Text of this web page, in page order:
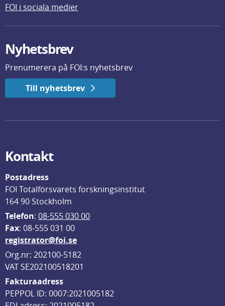
FOI i sociala medier
Nyhetsbrev
Prenumerera på FOI:s nyhetsbrev
Till nyhetsbrev
Kontakt
Postadress
FOI Totalförsvarets forskningsinstitut
164 90 Stockholm
Telefon: 08-555 030 00
Fax: 08-555 031 00
registrator@foi.se
Org.nr: 202100-5182
VAT SE202100518201
Fakturaadress
PEPPOL ID: 0007:2021005182